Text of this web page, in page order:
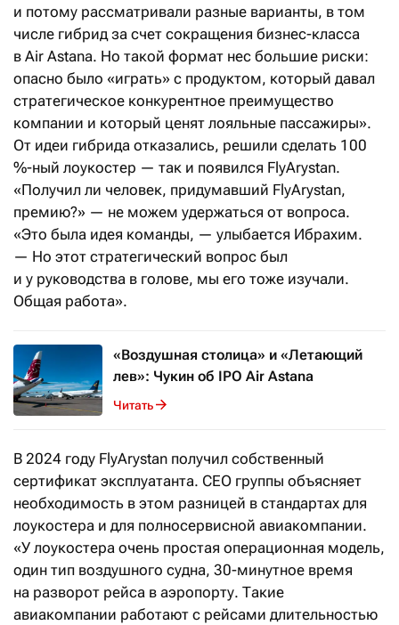
и потому рассматривали разные варианты, в том
числе гибрид за счет сокращения бизнес-класса
в Air Astana. Но такой формат нес большие риски:
опасно было «играть» с продуктом, который давал
стратегическое конкурентное преимущество
компании и который ценят лояльные пассажиры».
От идеи гибрида отказались, решили сделать 100
%-ный лоукостер — так и появился FlyArystan.
«Получил ли человек, придумавший FlyArystan,
премию?» — не можем удержаться от вопроса.
«Это была идея команды, — улыбается Ибрахим.
— Но этот стратегический вопрос был
и у руководства в голове, мы его тоже изучали.
Общая работа».
«Воздушная столица» и «Летающий
лев»: Чукин об IPO Air Astana
Читать
В 2024 году FlyArystan получил собственный
сертификат эксплуатанта. CEO группы объясняет
необходимость в этом разницей в стандартах для
лоукостера и для полносервисной авиакомпании.
«У лоукостера очень простая операционная модель,
один тип воздушного судна, 30-минутное время
на разворот рейса в аэропорту. Такие
авиакомпании работают с рейсами длительностью